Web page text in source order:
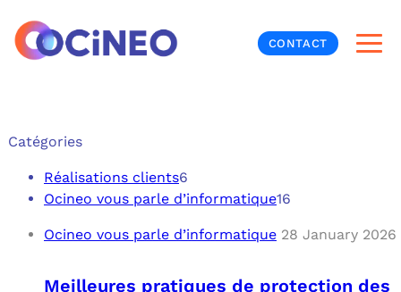
CONTACT
Catégories
Réalisations clients6
Ocineo vous parle d’informatique16
Ocineo vous parle d’informatique 28 January 2026
Meilleures pratiques de protection des